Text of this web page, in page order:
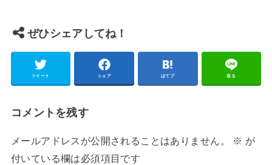
ぜひシェアしてね！
ツイート シェア はてブ 送る
コメントを残す
メールアドレスが公開されることはありません。 ※ が
付いている欄は必須項目です